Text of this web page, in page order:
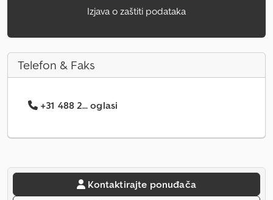
Izjava o zaštiti podataka
Telefon & Faks
+31 488 2... oglasi
Kontaktirajte ponuđača